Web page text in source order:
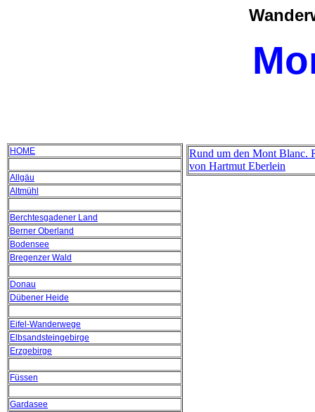
HOME
Allgäu
Altmühl
Berchtesgadener Land
Berner Oberland
Bodensee
Bregenzer Wald
Donau
Dübener Heide
Eifel-Wanderwege
Elbsandsteingebirge
Erzgebirge
Füssen
Gardasee
Rund um den Mont Blanc.
von Hartmut Eberlein